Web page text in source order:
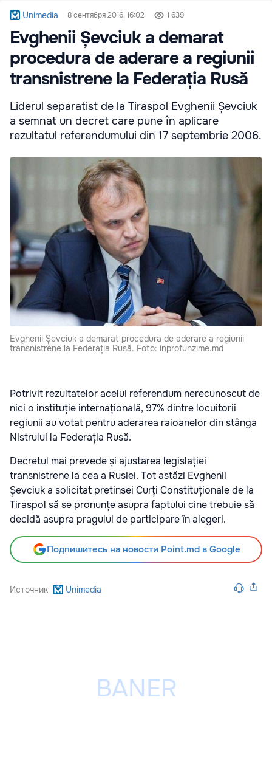
Unimedia 8 сентября 2016, 16:02 1 639
Evghenii Șevciuk a demarat
procedura de aderare a regiunii
transnistrene la Federația Rusă
Liderul separatist de la Tiraspol Evghenii Șevciuk
a semnat un decret care pune în aplicare
rezultatul referendumului din 17 septembrie 2006.
Evghenii Șevciuk a demarat procedura de aderare a regiunii
transnistrene la Federația Rusă. Foto: inprofunzime.md
Potrivit rezultatelor acelui referendum nerecunoscut de
nici o instituție internațională, 97% dintre locuitorii
regiunii au votat pentru aderarea raioanelor din stânga
Nistrului la Federația Rusă.
Decretul mai prevede și ajustarea legislației
transnistrene la cea a Rusiei. Tot astăzi Evghenii
Șevciuk a solicitat pretinsei Curți Constituționale de la
Tiraspol să se pronunțe asupra faptului cine trebuie să
decidă asupra pragului de participare în alegeri.
Подпишитесь на новости Point.md в Google
Источник Unimedia